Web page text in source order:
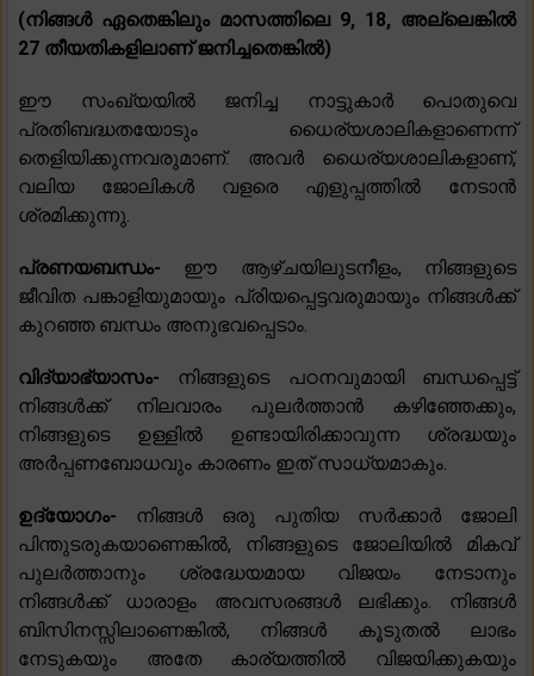
(നിങ്ങൾ ഏതെങ്കിലും മാസത്തിലെ 9, 18, അല്ലെങ്കിൽ
27 തീയതികളിലാണ് ജനിച്ചതെങ്കിൽ)
ഈ സംഖ്യയിൽ ജനിച്ച നാട്ടുകാർ പൊതുവെ
പ്രതിബദ്ധതയോടും ധൈര്യശാലികളാണെന്ന്
തെളിയിക്കുന്നവരുമാണ്. അവർ ധൈര്യശാലികളാണ്,
വലിയ ജോലികൾ വളരെ എളുപ്പത്തിൽ നേടാൻ
ശ്രമിക്കുന്നു.
പ്രണയബന്ധം- ഈ ആഴ്‌ചയിലുടനീളം, നിങ്ങളുടെ
ജീവിത പങ്കാളിയുമായും പ്രിയപ്പെട്ടവരുമായും നിങ്ങൾക്ക്
കുറഞ്ഞ ബന്ധം അനുഭവപ്പെടാം.
വിദ്യാഭ്യാസം- നിങ്ങളുടെ പഠനവുമായി ബന്ധപ്പെട്ട്
നിങ്ങൾക്ക് നിലവാരം പുലർത്താൻ കഴിഞ്ഞേക്കും,
നിങ്ങളുടെ ഉള്ളിൽ ഉണ്ടായിരിക്കാവുന്ന ശ്രദ്ധയും
അർപ്പണബോധവും കാരണം ഇത് സാധ്യമാകും.
ഉദ്യോഗം- നിങ്ങൾ ഒരു പുതിയ സർക്കാർ ജോലി
പിന്തുടരുകയാണെങ്കിൽ, നിങ്ങളുടെ ജോലിയിൽ മികവ്
പുലർത്താനും ശ്രദ്ധേയമായ വിജയം നേടാനും
നിങ്ങൾക്ക് ധാരാളം അവസരങ്ങൾ ലഭിക്കും. നിങ്ങൾ
ബിസിനസ്സിലാണെങ്കിൽ, നിങ്ങൾ കൂടുതൽ ലാഭം
നേടുകയും അതേ കാര്യത്തിൽ വിജയിക്കുകയും